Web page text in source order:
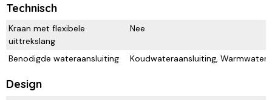
Technisch
Kraan met flexibele
uittrekslang
Nee
Benodigde wateraansluiting Koudwateraansluiting,
Design